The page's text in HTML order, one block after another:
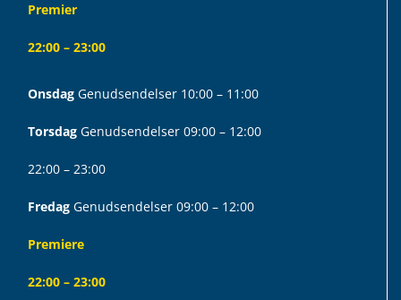
Premier
22:00 – 23:00
Onsdag Genudsendelser 10:00 – 11:00
Torsdag Genudsendelser 09:00 – 12:00
22:00 – 23:00
Fredag Genudsendelser 09:00 – 12:00
Premiere
22:00 – 23:00